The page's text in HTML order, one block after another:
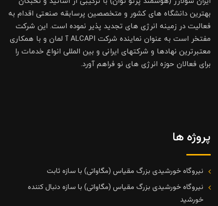
بهترین دانشگاه های کشور و متخصصین پرسابقه صنعتی اقدام به
فعالیت در زمینه انرژی های تجدید پذیر نموده است. این شرکت
مفتخر است به عنوان نماینده شرکت ALCAPI آ لمان و با همکاری
معتبرترین نهادها و شرکتهای ایرانی و بین المللی انواع خدمات را
برای فعالان حوزه انرژی های نو فراهم آورد.
پروژه ها
نیروگاه خورشیدی بزرگ مقیاس (مگاواتی) با سازه ثابت
نیروگاه خورشیدی بزرگ مقیاس (مگاواتی) با سازه دنبال کننده
خورشید